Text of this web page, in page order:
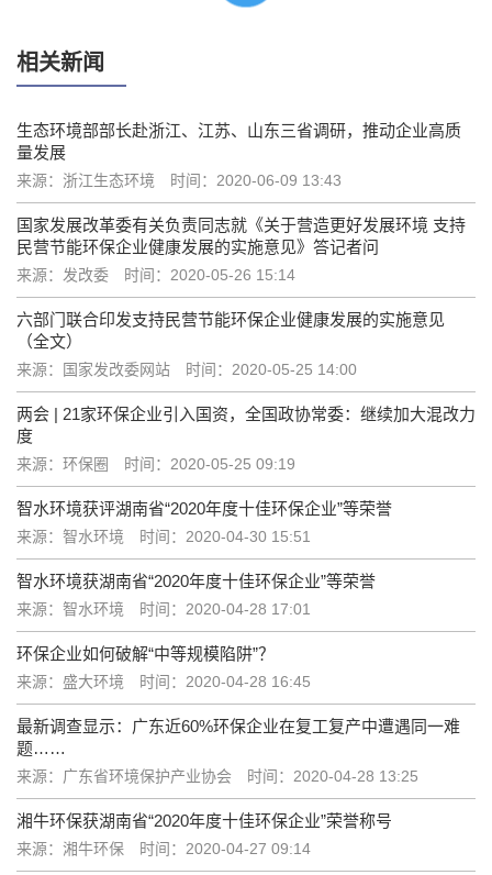
相关新闻
生态环境部部长赴浙江、江苏、山东三省调研，推动企业高质
量发展
来源：浙江生态环境 时间：2020-06-09 13:43
国家发展改革委有关负责同志就《关于营造更好发展环境 支持
民营节能环保企业健康发展的实施意见》答记者问
来源：发改委 时间：2020-05-26 15:14
六部门联合印发支持民营节能环保企业健康发展的实施意见
（全文）
来源：国家发改委网站 时间：2020-05-25 14:00
两会 | 21家环保企业引入国资，全国政协常委：继续加大混改力
度
来源：环保圈 时间：2020-05-25 09:19
智水环境获评湖南省“2020年度十佳环保企业”等荣誉
来源：智水环境 时间：2020-04-30 15:51
智水环境获湖南省“2020年度十佳环保企业”等荣誉
来源：智水环境 时间：2020-04-28 17:01
环保企业如何破解“中等规模陷阱”？
来源：盛大环境 时间：2020-04-28 16:45
最新调查显示：广东近60%环保企业在复工复产中遭遇同一难
题……
来源：广东省环境保护产业协会 时间：2020-04-28 13:25
湘牛环保获湖南省“2020年度十佳环保企业”荣誉称号
来源：湘牛环保 时间：2020-04-27 09:14